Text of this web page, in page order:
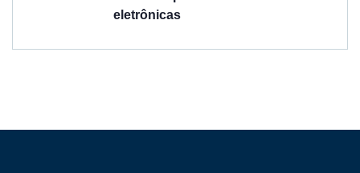
eletrônicas